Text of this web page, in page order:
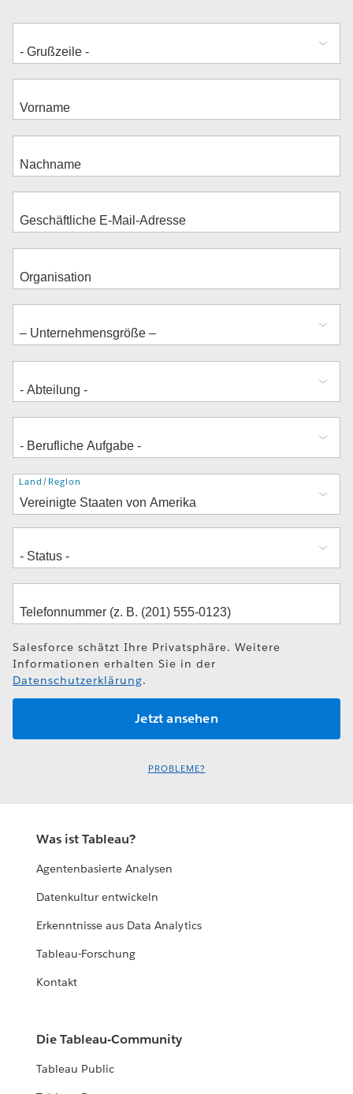
Adresse
Land/Region
Salesforce schätzt Ihre Privatsphäre. Weitere
Informationen erhalten Sie in der
Datenschutzerklärung.
PROBLEME?
Was ist Tableau?
Agentenbasierte Analysen
Datenkultur entwickeln
Erkenntnisse aus Data Analytics
Tableau-Forschung
Kontakt
Die Tableau-Community
Tableau Public